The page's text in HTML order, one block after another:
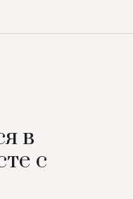
в
с